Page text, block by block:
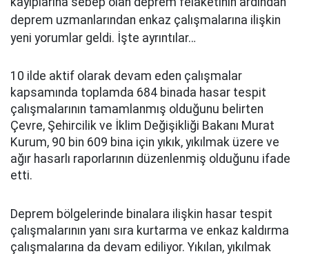
deprem uzmanlarından enkaz çalışmalarına ilişkin
yeni yorumlar geldi. İşte ayrıntılar…
10 ilde aktif olarak devam eden çalışmalar
kapsamında toplamda 684 binada hasar tespit
çalışmalarının tamamlanmış olduğunu belirten
Çevre, Şehircilik ve İklim Değişikliği Bakanı Murat
Kurum, 90 bin 609 bina için yıkık, yıkılmak üzere ve
ağır hasarlı raporlarının düzenlenmiş olduğunu ifade
etti.
Deprem bölgelerinde binalara ilişkin hasar tespit
çalışmalarının yanı sıra kurtarma ve enkaz kaldırma
çalışmalarına da devam ediliyor. Yıkılan, yıkılmak